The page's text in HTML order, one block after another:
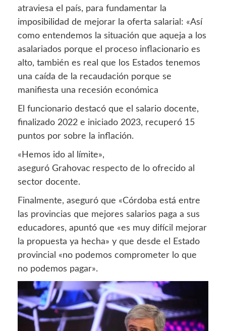
atraviesa el país, para fundamentar la
imposibilidad de mejorar la oferta salarial: «Así
como entendemos la situación que aqueja a los
asalariados porque el proceso inflacionario es
alto, también es real que los Estados tenemos
una caída de la recaudación porque se
manifiesta una recesión económica
El funcionario destacó que el salario docente,
finalizado 2022 e iniciado 2023, recuperó 15
puntos por sobre la inflación.
«Hemos ido al límite»,
aseguró Grahovac respecto de lo ofrecido al
sector docente.
Finalmente, aseguró que «Córdoba está entre
las provincias que mejores salarios paga a sus
educadores, apuntó que «es muy difícil mejorar
la propuesta ya hecha» y que desde el Estado
provincial «no podemos comprometer lo que
no podemos pagar».